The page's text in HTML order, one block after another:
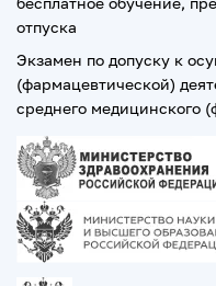
отпуска
Экзамен по допуску к
(фармацевтической)
среднего медицинского